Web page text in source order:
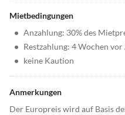
Mietbedingungen
• Anzahlung: 30% des
• Restzahlung: 4 Wochen
• keine Kaution
Anmerkungen
Der Europreis wird auf Basis